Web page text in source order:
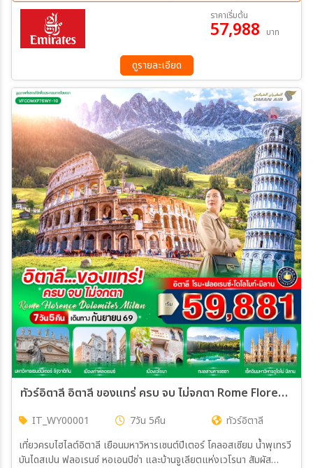
ค้นหา
19 ก.ย. 69 - 24 ก.ย. 69
23 ต.ค. 69 - 28 ต.ค. 69
21 พ.ย. 69 - 26 พ.ย. 69
01 ธ.ค. 69 - 06 ธ.ค. 69
ราคาเริ่มต้น
57,988 บาท
ดูรายละเอียด
ทัวร์อิตาลี อิตาลี ของแทร่ ครบ จบ ไม่จกตา Rome Florence Dolomites Milan (IT) 7วัน 5คืน (WY)
IT_WY00001 7วัน 5คืน
ทัวร์อิตาลี
เที่ยวครบไฮไลต์อิตาลี เยือนมหาวิหารเซนต์ปีเตอร์ โคลอสเซียม น้ำพุเทรวี
บันไดสเปน ฟลอเรนซ์ หอเอนปิซ่า และบ้านจูเลียตแห่งเวโรนา สัมผัส